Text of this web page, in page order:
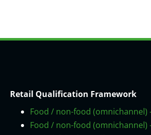
Retail Qualification Framework
Food / non-food (omnichannel)
Food / non-food (omnichannel)